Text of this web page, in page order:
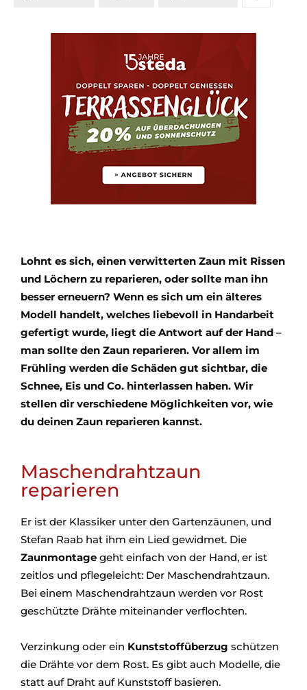
Lohnt es sich, einen verwitterten Zaun mit Rissen
und Löchern zu reparieren, oder sollte man ihn
besser erneuern? Wenn es sich um ein älteres
Modell handelt, welches liebevoll in Handarbeit
gefertigt wurde, liegt die Antwort auf der Hand –
man sollte den Zaun reparieren. Vor allem im
Frühling werden die Schäden gut sichtbar, die
Schnee, Eis und Co. hinterlassen haben. Wir
stellen dir verschiedene Möglichkeiten vor, wie
du deinen Zaun reparieren kannst.
Maschendrahtzaun
reparieren
Er ist der Klassiker unter den Gartenzäunen, und
Stefan Raab hat ihm ein Lied gewidmet. Die
Zaunmontage geht einfach von der Hand, er ist
zeitlos und pflegeleicht: Der Maschendrahtzaun.
Bei einem Maschendrahtzaun werden vor Rost
geschützte Drähte miteinander verflochten.
Verzinkung oder ein Kunststoffüberzug schützen
die Drähte vor dem Rost. Es gibt auch Modelle, die
statt auf Draht auf Kunststoff basieren.